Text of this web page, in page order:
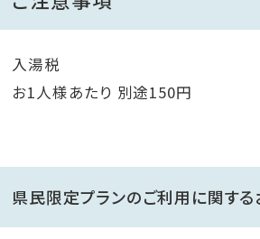
入湯税
お1人様あたり 別途150円
県民限定プランのご利用に関す